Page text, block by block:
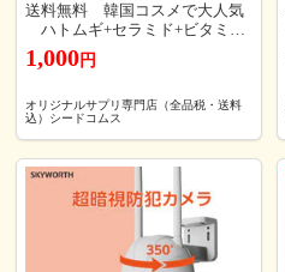
送料無料 韓国コスメで大人気
ハトムギ+セラミド+ビタミン
C配合 飲む CICA サプリ サプ
リメント お試 約1ヵ月分 ギ
1,000円
オリジナルサプリ専門店（全品税・送料
込）シードコムス